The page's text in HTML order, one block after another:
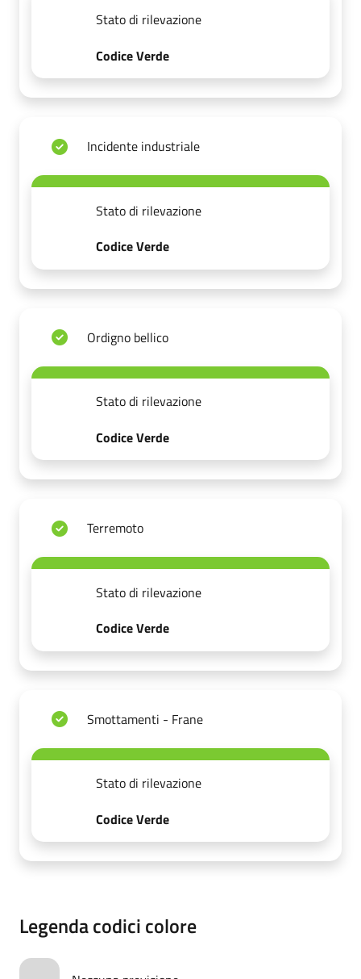
Stato di rilevazione
Codice Verde
Incidente industriale
Stato di rilevazione
Codice Verde
Ordigno bellico
Stato di rilevazione
Codice Verde
Terremoto
Stato di rilevazione
Codice Verde
Smottamenti - Frane
Stato di rilevazione
Codice Verde
Legenda codici colore